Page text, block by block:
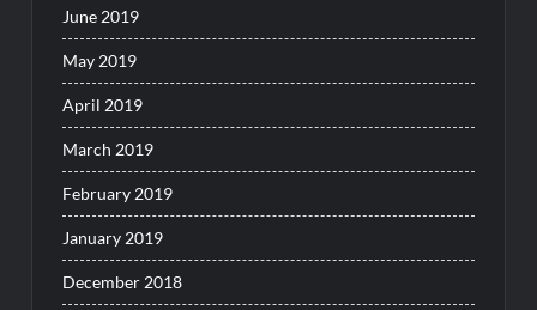
June 2019
May 2019
April 2019
March 2019
February 2019
January 2019
December 2018